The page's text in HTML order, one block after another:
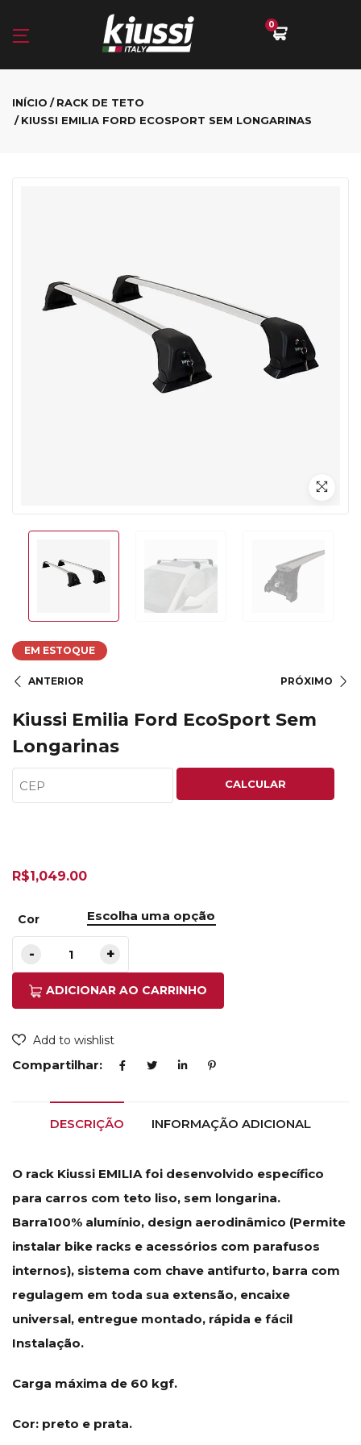
0
INÍCIO
RACK DE TETO
KIUSSI EMILIA FORD ECOSPORT SEM LONGARINAS
EM ESTOQUE
ANTERIOR PRÓXIMO
Kiussi Emilia Ford EcoSport Sem
Longarinas
CALCULAR
R$1,049.00
Cor
ADICIONAR AO CARRINHO
Add to wishlist
Compartilhar:
DESCRIÇÃO INFORMAÇÃO ADICIONAL
O rack Kiussi EMILIA foi desenvolvido específico
para carros com teto liso, sem longarina.
Barra100% alumínio, design aerodinâmico (Permite
instalar bike racks e acessórios com parafusos
internos), sistema com chave antifurto, barra com
regulagem em toda sua extensão, encaixe
universal, entregue montado, rápida e fácil
Instalação.
Carga máxima de 60 kgf.
Cor: preto e prata.